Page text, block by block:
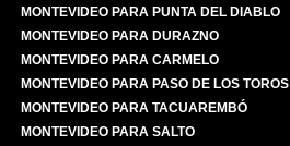
MONTEVIDEO PARA PUNTA DEL DIABLO
MONTEVIDEO PARA DURAZNO
MONTEVIDEO PARA CARMELO
MONTEVIDEO PARA PASO DE LOS TOROS
MONTEVIDEO PARA TACUAREMBÓ
MONTEVIDEO PARA SALTO